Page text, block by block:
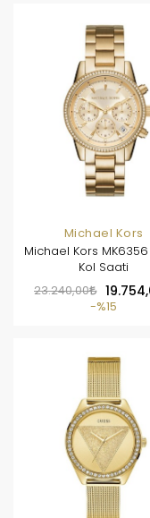
Michael Kors
Michael Kors MK6356
Kol Saati
23.240,00
%15